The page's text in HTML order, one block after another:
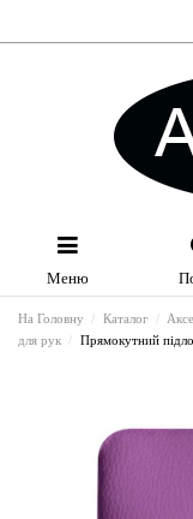
Меню
На Головну Каталог
для рук
Прямокутний